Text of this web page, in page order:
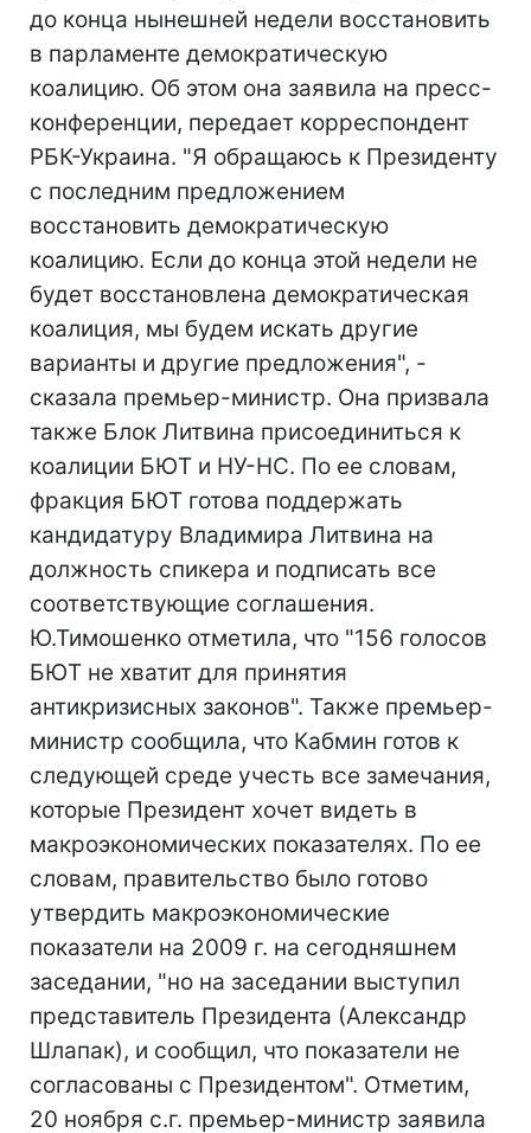
до конца нынешней недели восстановить
в парламенте демократическую
коалицию. Об этом она заявила на пресс-
конференции, передает корреспондент
РБК-Украина. "Я обращаюсь к Президенту
с последним предложением
восстановить демократическую
коалицию. Если до конца этой недели не
будет восстановлена демократическая
коалиция, мы будем искать другие
варианты и другие предложения", -
сказала премьер-министр. Она призвала
также Блок Литвина присоединиться к
коалиции БЮТ и НУ-НС. По ее словам,
фракция БЮТ готова поддержать
кандидатуру Владимира Литвина на
должность спикера и подписать все
соответствующие соглашения.
Ю.Тимошенко отметила, что "156 голосов
БЮТ не хватит для принятия
антикризисных законов". Также премьер-
министр сообщила, что Кабмин готов к
следующей среде учесть все замечания,
которые Президент хочет видеть в
макроэкономических показателях. По ее
словам, правительство было готово
утвердить макроэкономические
показатели на 2009 г. на сегодняшнем
заседании, "но на заседании выступил
представитель Президента (Александр
Шлапак), и сообщил, что показатели не
согласованы с Президентом". Отметим,
20 ноября с.г. премьер-министр заявила